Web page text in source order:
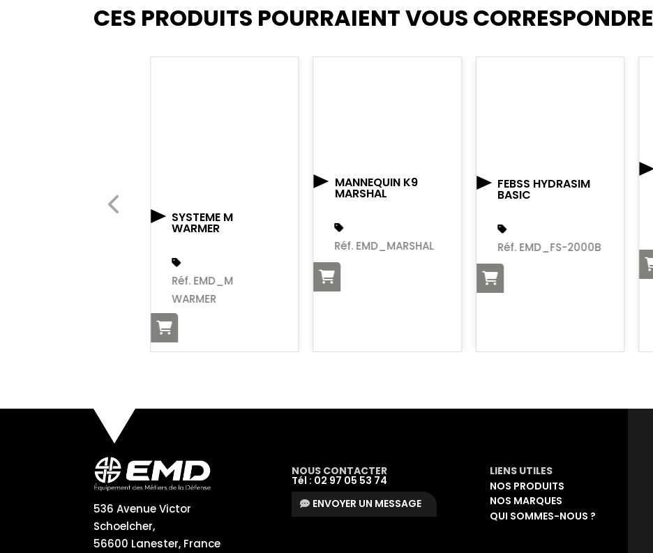
CES PRODUITS POURRAIENT VOUS CORRESPONDRE
SYSTEME M
WARMER
Réf. EMD_M
WARMER
MANNEQUIN K9
MARSHAL
Réf. EMD_MARSHAL
FEBSS HYDRASIM
BASIC
Réf. EMD_FS-2000B
536 Avenue Victor
Schoelcher,
56600 Lanester, France
NOUS CONTACTER
Tél : 02 97 05 53 74
ENVOYER UN MESSAGE
LIENS UTILES
NOS PRODUITS
NOS MARQUES
QUI SOMMES-NOUS ?